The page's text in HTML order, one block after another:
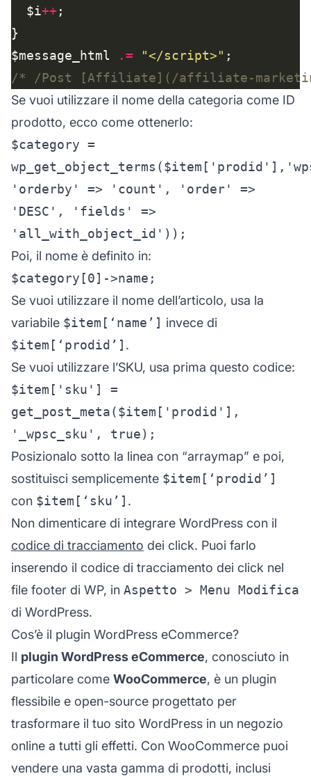
  $i
++
$message_html
.= "</script>"
/* /Post [Affiliate](/affiliate-
Se vuoi utilizzare il nome della categoria come ID
prodotto, ecco come ottenerlo:
$category =
'orderby' => 'count', 'order' =>
'DESC', 'fields' =>
'all_with_object_id'));
Poi, il nome è definito in:
$category[0]->name;
Se vuoi utilizzare il nome dell’articolo, usa la
variabile $item[‘name’] invece di
$item[‘prodid’] .
Se vuoi utilizzare l’SKU, usa prima questo codice:
$item['sku'] =
get_post_meta($item['prodid'],
'_wpsc_sku', true);
Posizionalo sotto la linea con “arraymap” e poi,
sostituisci semplicemente $item[‘prodid’]
con $item[‘sku’] .
Non dimenticare di integrare WordPress con il
codice di tracciamento dei click. Puoi farlo
inserendo il codice di tracciamento dei click nel
file footer di WP, in Aspetto > Menu Modifica
di WordPress.
Cos’è il plugin WordPress eCommerce?
Il plugin WordPress eCommerce, conosciuto in
particolare come WooCommerce, è un plugin
flessibile e open-source progettato per
trasformare il tuo sito WordPress in un negozio
online a tutti gli effetti. Con WooCommerce puoi
vendere una vasta gamma di prodotti, inclusi